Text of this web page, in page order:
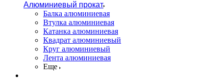
Алюминиевый прокат
Балка алюминиевая
Втулка алюминиевая
Катанка алюминиевая
Квадрат алюминиевый
Круг алюминиевый
Лента алюминиевая
Еще